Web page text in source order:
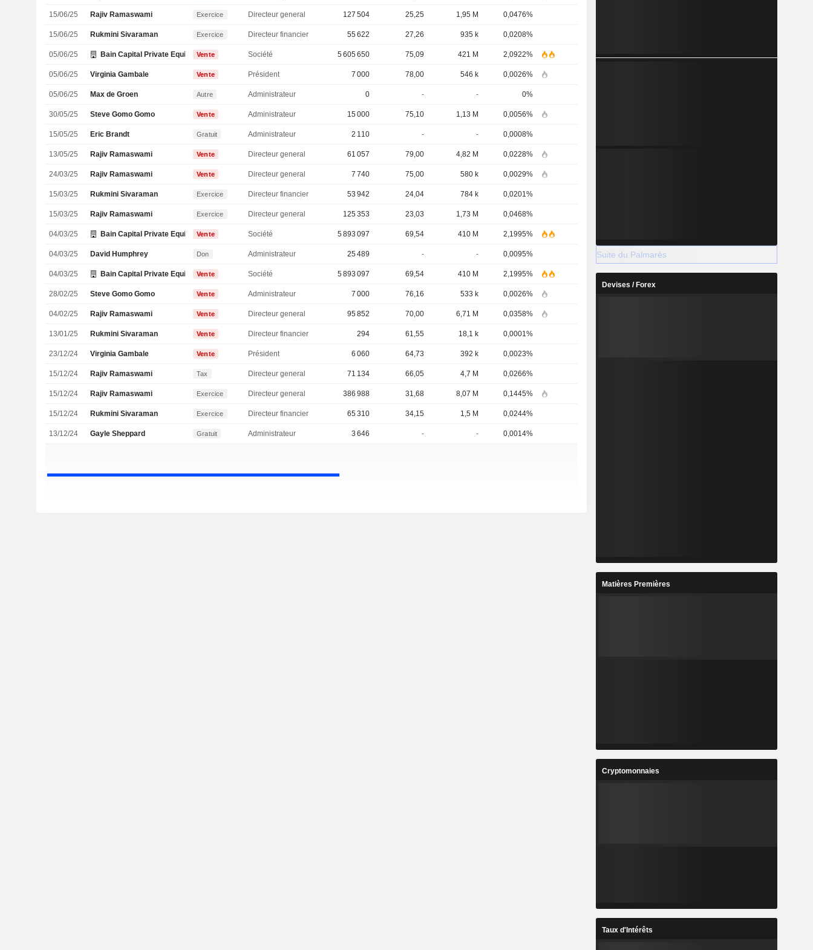
15/06/25 Rajiv Ramaswami Exercice Directeur general 127 504 25,25 1,95 M 0,0476%
15/06/25 Rukmini Sivaraman Exercice Directeur financier 55 622 27,26 935 k 0,0208%
05/06/25 Bain Capital Private Equity LPVente Société 5 605 650 75,09 421 M 2,0922%
05/06/25 Virginia Gambale Vente Président 7 000 78,00 546 k 0,0026%
05/06/25 Max de Groen Autre Administrateur 0 - - 0%
30/05/25 Steve Gomo Gomo Vente Administrateur 15 000 75,10 1,13 M 0,0056%
15/05/25 Eric Brandt Gratuit Administrateur 2 110 - - 0,0008%
13/05/25 Rajiv Ramaswami Vente Directeur general 61 057 79,00 4,82 M 0,0228%
24/03/25 Rajiv Ramaswami Vente Directeur general 7 740 75,00 580 k 0,0029%
15/03/25 Rukmini Sivaraman Exercice Directeur financier 53 942 24,04 784 k 0,0201%
15/03/25 Rajiv Ramaswami Exercice Directeur general 125 353 23,03 1,73 M 0,0468%
04/03/25 Bain Capital Private Equity LPVente Société 5 893 097 69,54 410 M 2,1995%
04/03/25 David Humphrey Don Administrateur 25 489 - - 0,0095%
04/03/25 Bain Capital Private Equity LPVente Société 5 893 097 69,54 410 M 2,1995%
28/02/25 Steve Gomo Gomo Vente Administrateur 7 000 76,16 533 k 0,0026%
04/02/25 Rajiv Ramaswami Vente Directeur general 95 852 70,00 6,71 M 0,0358%
13/01/25 Rukmini Sivaraman Vente Directeur financier 294 61,55 18,1 k 0,0001%
23/12/24 Virginia Gambale Vente Président 6 060 64,73 392 k 0,0023%
15/12/24 Rajiv Ramaswami Tax Directeur general 71 134 66,05 4,7 M 0,0266%
15/12/24 Rajiv Ramaswami Exercice Directeur general 386 988 31,68 8,07 M 0,1445%
15/12/24 Rukmini Sivaraman Exercice Directeur financier 65 310 34,15 1,5 M 0,0244%
13/12/24 Gayle Sheppard Gratuit Administrateur 3 646 - - 0,0014%
Suite du Palmarès
Devises / Forex
Matières Premières
Cryptomonnaies
Taux d'Intérêts